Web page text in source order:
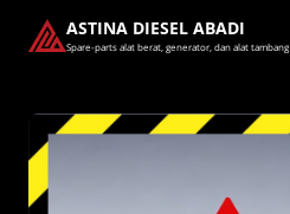
ASTINA DIESEL ABADI
Spare-parts alat berat, generator, dan alat tambang